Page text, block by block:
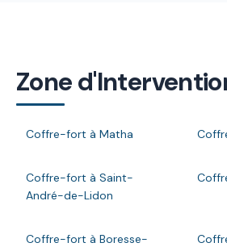
Zone
Coffre-fort à Matha
Coffre-fort à Saint-
André-de-Lidon
Coffre-fort à Boresse-